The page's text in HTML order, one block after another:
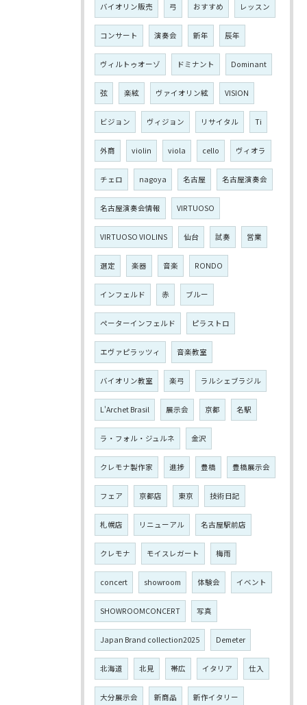
バイオリン販売 弓 おすすめ レッスン
コンサート 演奏会 新年 辰年
ヴィルトゥオーゾ ドミナント Dominant
弦 楽絃 ヴァイオリン絃 VISION
ビジョン ヴィジョン リサイタル Ti
外商 violin viola cello ヴィオラ
チェロ nagoya 名古屋 名古屋演奏会
名古屋演奏会情報 VIRTUOSO
VIRTUOSO VIOLINS 仙台 試奏 営業
選定 楽器 音楽 RONDO
インフェルド 赤 ブルー
ペーターインフェルド ピラストロ
エヴァピラッツィ 音楽教室
バイオリン教室 楽弓 ラルシェブラジル
L'Archet Brasil 展示会 京都 名駅
ラ・フォル・ジュルネ 金沢
クレモナ製作家 進捗 豊橋 豊橋展示会
フェア 京都店 東京 技術日記
札幌店 リニューアル 名古屋駅前店
クレモナ モイスレガート 梅雨
concert showroom 体験会 イベント
SHOWROOMCONCERT 写真
Japan Brand collection2025 Demeter
北海道 北見 帯広 イタリア 仕入
大分展示会 新商品 新作イタリー